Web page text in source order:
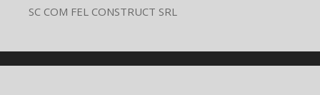
SC COM FEL CONSTRUCT SRL